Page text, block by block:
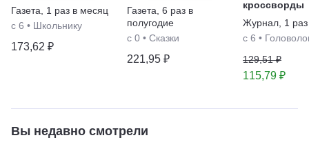
Газета
1 раз в месяц
с 6 • Школьнику
173,62 ₽
Газета 6 раз в
полугодие
с 0 • Сказки
221,95 ₽
кроссворды
Журнал 1
с 6 •
129,51 ₽
115,79 ₽
Вы недавно смотрели